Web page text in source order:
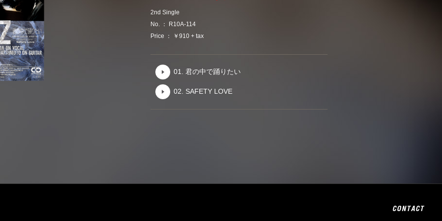
2nd Single
No. ： R10A-114
Price ： ￥910 + tax
01. 君の中で踊りたい
02. SAFETY LOVE